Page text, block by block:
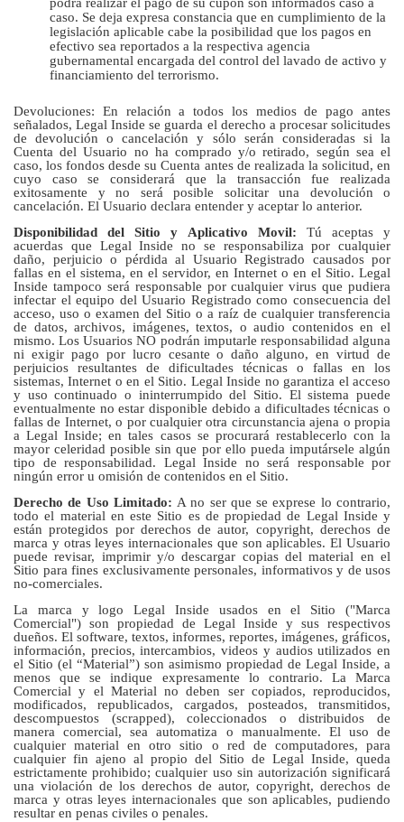
caso. Se deja expresa constancia que en cumplimiento de la
legislación aplicable cabe la posibilidad que los pagos en
efectivo sea reportados a la respectiva agencia
gubernamental encargada del control del lavado de activo y
financiamiento del terrorismo.
Devoluciones: En relación a todos los medios de pago antes
señalados, Legal Inside se guarda el derecho a procesar solicitudes
de devolución o cancelación y sólo serán consideradas si la
Cuenta del Usuario no ha comprado y/o retirado, según sea el
caso, los fondos desde su Cuenta antes de realizada la solicitud, en
cuyo caso se considerará que la transacción fue realizada
exitosamente y no será posible solicitar una devolución o
cancelación. El Usuario declara entender y aceptar lo anterior.
Disponibilidad del Sitio y Aplicativo Movil: Tú aceptas y
acuerdas que Legal Inside no se responsabiliza por cualquier
daño, perjuicio o pérdida al Usuario Registrado causados por
fallas en el sistema, en el servidor, en Internet o en el Sitio. Legal
Inside tampoco será responsable por cualquier virus que pudiera
infectar el equipo del Usuario Registrado como consecuencia del
acceso, uso o examen del Sitio o a raíz de cualquier transferencia
de datos, archivos, imágenes, textos, o audio contenidos en el
mismo. Los Usuarios NO podrán imputarle responsabilidad alguna
ni exigir pago por lucro cesante o daño alguno, en virtud de
perjuicios resultantes de dificultades técnicas o fallas en los
sistemas, Internet o en el Sitio. Legal Inside no garantiza el acceso
y uso continuado o ininterrumpido del Sitio. El sistema puede
eventualmente no estar disponible debido a dificultades técnicas o
fallas de Internet, o por cualquier otra circunstancia ajena o propia
a Legal Inside; en tales casos se procurará restablecerlo con la
mayor celeridad posible sin que por ello pueda imputársele algún
tipo de responsabilidad. Legal Inside no será responsable por
ningún error u omisión de contenidos en el Sitio.
Derecho de Uso Limitado: A no ser que se exprese lo contrario,
todo el material en este Sitio es de propiedad de Legal Inside y
están protegidos por derechos de autor, copyright, derechos de
marca y otras leyes internacionales que son aplicables. El Usuario
puede revisar, imprimir y/o descargar copias del material en el
Sitio para fines exclusivamente personales, informativos y de usos
no-comerciales.
La marca y logo Legal Inside usados en el Sitio ("Marca
Comercial") son propiedad de Legal Inside y sus respectivos
dueños. El software, textos, informes, reportes, imágenes, gráficos,
información, precios, intercambios, videos y audios utilizados en
el Sitio (el “Material”) son asimismo propiedad de Legal Inside, a
menos que se indique expresamente lo contrario. La Marca
Comercial y el Material no deben ser copiados, reproducidos,
modificados, republicados, cargados, posteados, transmitidos,
descompuestos (scrapped), coleccionados o distribuidos de
manera comercial, sea automatiza o manualmente. El uso de
cualquier material en otro sitio o red de computadores, para
cualquier fin ajeno al propio del Sitio de Legal Inside, queda
estrictamente prohibido; cualquier uso sin autorización significará
una violación de los derechos de autor, copyright, derechos de
marca y otras leyes internacionales que son aplicables, pudiendo
resultar en penas civiles o penales.